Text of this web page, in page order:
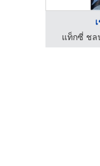
แท็กซี่ ชล